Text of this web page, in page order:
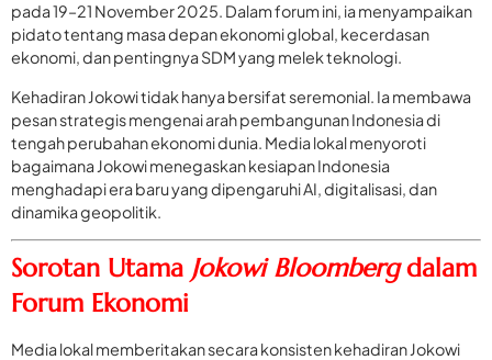
pada 19–21 November 2025. Dalam forum ini, ia menyampaikan
pidato tentang masa depan ekonomi global, kecerdasan
ekonomi, dan pentingnya SDM yang melek teknologi.
Kehadiran Jokowi tidak hanya bersifat seremonial. Ia membawa
pesan strategis mengenai arah pembangunan Indonesia di
tengah perubahan ekonomi dunia. Media lokal menyoroti
bagaimana Jokowi menegaskan kesiapan Indonesia
menghadapi era baru yang dipengaruhi AI, digitalisasi, dan
dinamika geopolitik.
Sorotan Utama Jokowi Bloombergdalam
Forum Ekonomi
Media lokal memberitakan secara konsisten kehadiran Jokowi